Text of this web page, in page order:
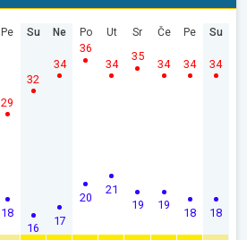
Pe
18
29
Su
16
32
Ne
17
34
Po
20
36
Ut
21
34
Sr
19
35
Če
19
34
Pe
18
34
Su
18
34